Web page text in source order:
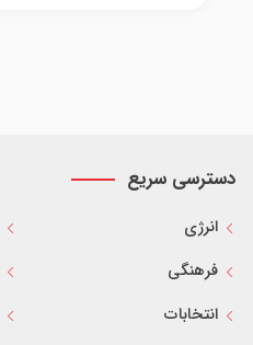
دسترسی سریع
انرژی
فرهنگی
انتخابات